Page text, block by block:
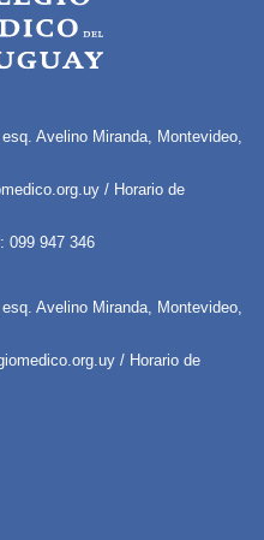
Avelino Miranda, Montevideo,
/ Horario de
099 947 346
Avelino Miranda, Montevideo,
/ Horario de